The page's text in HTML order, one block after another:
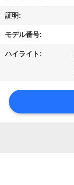
ー
わ
た
証明:
モデル番号:
ハイライト: